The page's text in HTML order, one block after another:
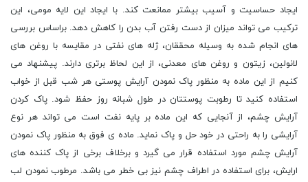
ایجاد حساسیت و آسیب بیشتر ممانعت کند. با ایجاد این لایه مومی، این
ترکیب می تواند میزان از دست رفتن آب بدن را کاهش دهد. براساس بررسی
های انجام شده به وسیله محققان، ژله های نفتی در مقایسه با روغن های
لانولین، زیتون و روغن های معدنی، از این لحاظ برتری دارند. پیشنهاد می
کنیم از این ماده به منظور پاک نمودن آرایش پوستی هر شب قبل از خواب
استفاده کنید تا رطوبت پوستتان در طول شبانه روز حفظ شود. پاک کردن
آرایش چشم، از آنجایی که این ماده بر پایه نفت است می تواند هر نوع
آرایشی را به راحتی در خود حل و پاک نماید. ماده ی فوق به منظور پاک نمودن
آرایش چشم مورد استفاده قرار می گیرد و برخلاف برخی از پاک کننده های
ارایش، برای استفاده در اطراف چشم نیز بی خطر می باشد. مرطوب نمودن لب